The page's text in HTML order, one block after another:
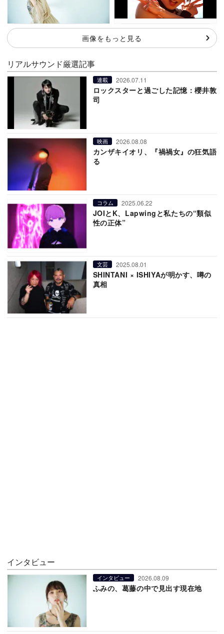
画像をもっと見る
リアルサウンド厳選記事
連載 2026.07.11
ロックスターと過ごした記憶：櫻井敦
司
映画 2026.08.08
カンザキイオリ、『禍禍女』の狂気語
る
コラム 2025.06.22
JOIとK、Lapwingと私たちの“類似
性の正体”
文芸 2025.08.01
SHINTANI × ISHIYAが明かす、噂の
真相
インタビュー
インタビュー 2026.08.09
ふみの、葛藤の中で見出す現在地